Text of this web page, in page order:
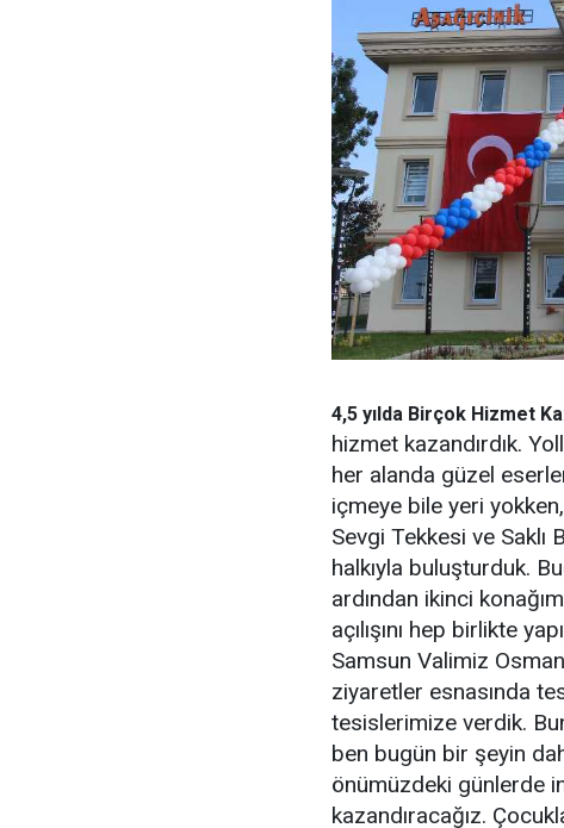
4,5 yılda Birçok Hizmet
hizmet kazandırdık.
her alanda güzel
içmeye bile yeri
Sevgi Tekkesi ve Saklı
halkıyla buluşturduk.
ardından ikinci
açılışını hep birlikte
Samsun Valimiz
ziyaretler esnasında
tesislerimize verdik.
ben bugün bir şeyin
önümüzdeki günlerde
kazandıracağız.